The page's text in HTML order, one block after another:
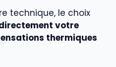
technique, le choix
votre
thermiques